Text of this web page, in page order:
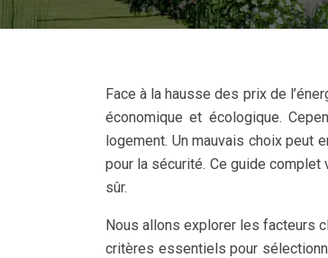
Face à la hausse des prix de
économique et écologique.
logement. Un mauvais choix peut
pour la sécurité. Ce guide
sûr.
Nous allons explorer les facteurs
critères essentiels pour